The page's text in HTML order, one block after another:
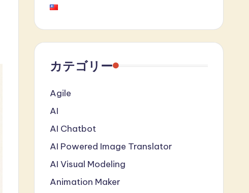
カテゴリー
Agile
AI
AI Chatbot
AI Powered Image Translator
AI Visual Modeling
Animation Maker